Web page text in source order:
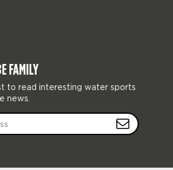
FAMILY
to read interesting water sports
news.